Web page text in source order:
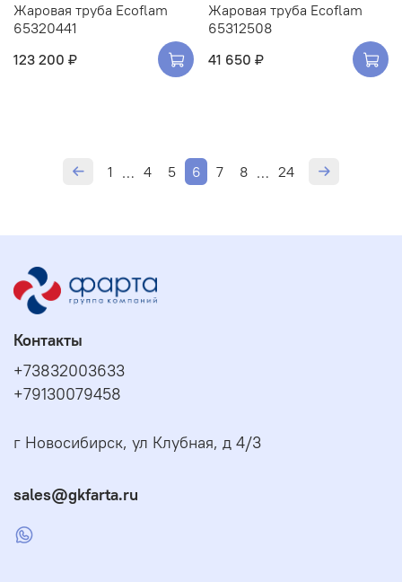
Жаровая труба Ecoflam
65320441
123 200 ₽
Жаровая труба Ecoflam
65312508
41 650 ₽
1 … 4 5 6 7 8 … 24
Контакты
+73832003633
+79130079458
г Новосибирск, ул Клубная, д 4/3
sales@gkfarta.ru